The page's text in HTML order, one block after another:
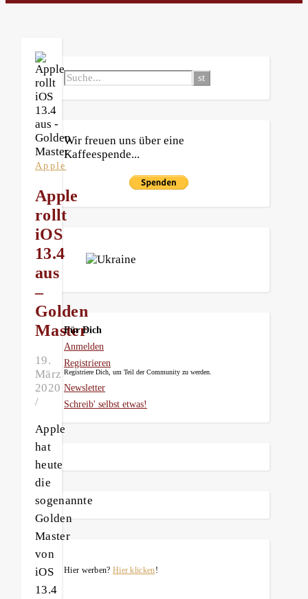
Apple
Apple
rollt
iOS
13.4
aus
–
Golden
Master
19.
März
2020
/
Apple
hat
heute
die
sogenannte
Golden
Master
von
iOS
13.4
Wir freuen uns über eine
Kaffeespende...
Für Dich
Anmelden
Registrieren
Registriere Dich, um Teil der Community zu werden.
Newsletter
Schreib' selbst etwas!
Hier werben? Hier klicken!